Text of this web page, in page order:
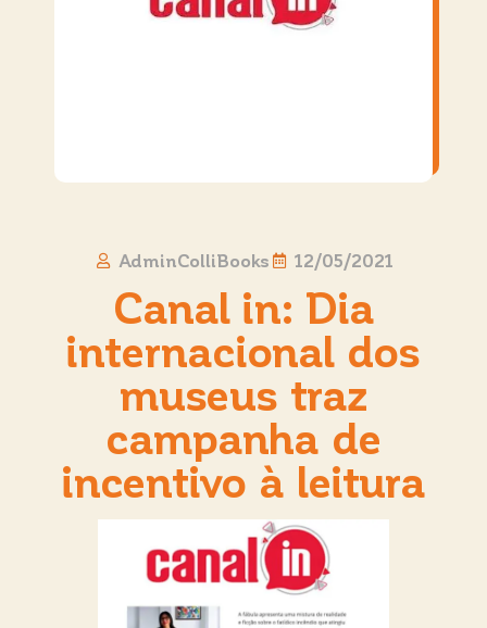
AdminColliBooks 12/05/2021
Canal in: Dia
internacional dos
museus traz
campanha de
incentivo à leitura